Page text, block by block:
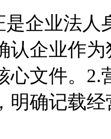
是企业法
认企业作
心文件。2.
明确记载